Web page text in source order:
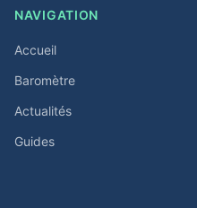
NAVIGATION
Accueil
Baromètre
Actualités
Guides